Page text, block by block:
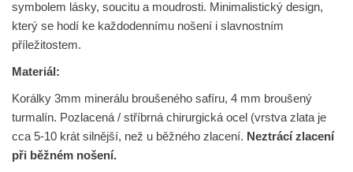
symbolem lásky, soucitu a moudrosti. Minimalistický design,
který se hodí ke každodennímu nošení i slavnostním
příležitostem.
Materiál:
Korálky 3mm minerálu broušeného safíru, 4 mm broušený
turmalín. Pozlacená / stříbrná chirurgická ocel (vrstva zlata je
cca 5-10 krát silnější, než u běžného zlacení. Neztrácí zlacení
při běžném nošení.